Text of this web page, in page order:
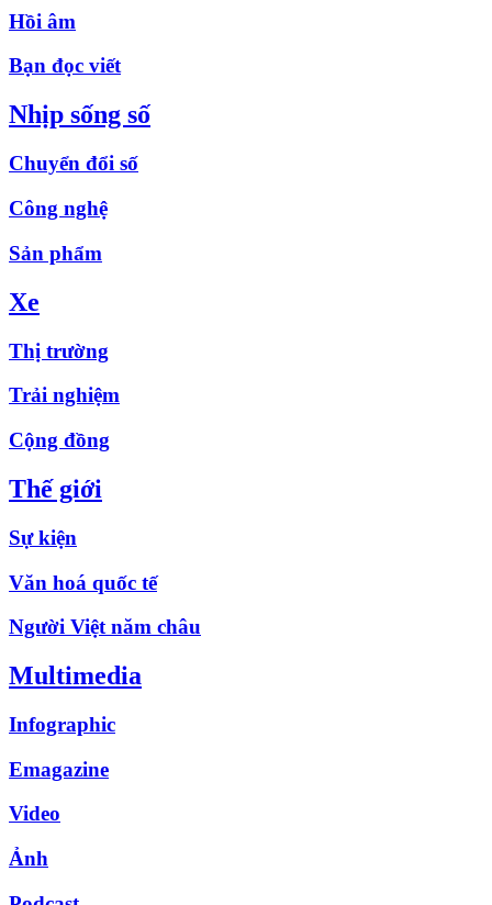
Hồi âm
Bạn đọc viết
Nhịp sống số
Chuyển đổi số
Công nghệ
Sản phẩm
Xe
Thị trường
Trải nghiệm
Cộng đồng
Thế giới
Sự kiện
Văn hoá quốc tế
Người Việt năm châu
Multimedia
Infographic
Emagazine
Video
Ảnh